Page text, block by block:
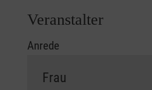
Persönliche Angaben
Veranstalter
Anrede